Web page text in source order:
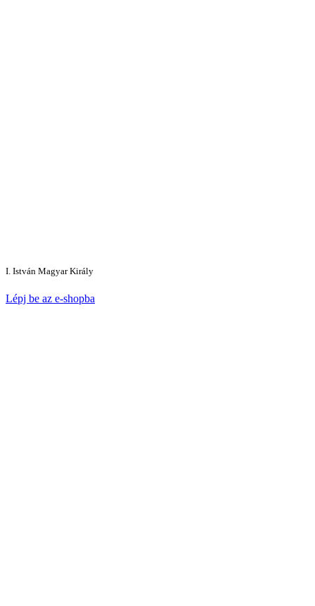
I. István Magyar Király
Lépj be az e-shopba